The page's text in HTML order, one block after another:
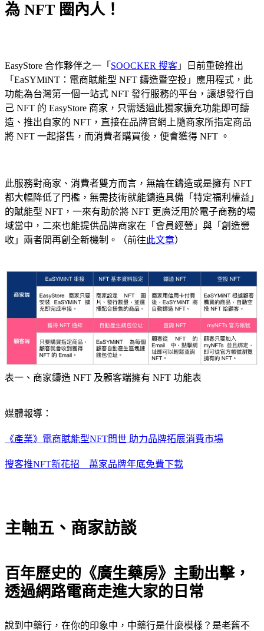
為 NFT 圈內人！
EasyStore 合作夥伴之一「 SOOCKER 搜客 」日前重磅推出
「EaSYMiNT：電商賦能型 NFT 鑄造暨空投」應用程式，此
功能為台灣第一個一站式 NFT 發行服務的平台，讓想發行自
己 NFT 的 EasyStore 商家，只需透過此獨家擴充功能即可鑄
造、推出自家的 NFT，直接在品牌官網上隨商家所指定商品
將 NFT 一起搭售，而消費者購買後，便會獲得 NFT 。
此服務對商家、消費者雙方而言，無論在鑄造或是擁有 NFT
都大幅降低了門檻，無需技術就能鑄造具備「特定福利權益」
的賦能型 NFT，一來有助於將 NFT 更廣泛用於電子商務的場
域當中，二來也能提供品牌商家在「會員經營」與「創造營
收」兩者間再創全新機制。（前往此文章）
表一、商家鑄造 NFT 及顧客端擁有 NFT 功能表
媒體報導：
《產業》電商賦能型NFT問世 助力品牌拓展消費市場
搜客推NFT新花招 萬家品牌年底免費下載
主軸五、商家訪談
百年歷史的《廣生藥房》主動出擊，
透過網路電商走進大家的日常
說到中藥行，在你的印象中，中藥行是什麼模樣？是老舊不